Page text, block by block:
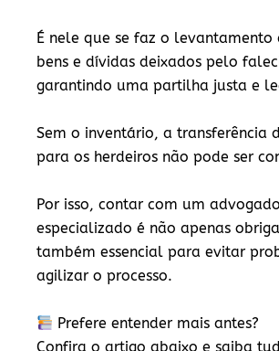
É nele que se faz o levantamento
bens e dívidas deixados pelo
garantindo uma partilha justa e
Sem o inventário, a transferência
para os herdeiros não pode ser
Por isso, contar com um advogado
especializado é não apenas
também essencial para evitar
agilizar o processo.
Prefere entender mais antes?
Confira o artigo abaixo e saiba